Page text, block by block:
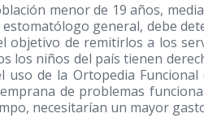
menor de 19 años,
general, debe
objetivo de remitirlos a los
los niños del país tienen
de la Ortopedia
de problemas
necesitarían un mayor